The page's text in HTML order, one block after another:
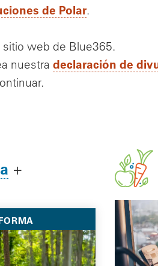
de Polar.
web de Blue365.
nuestra declaración de
+